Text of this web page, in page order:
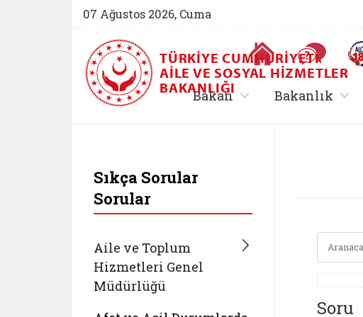
07 Ağustos 2026, Cuma
Ana Sayfa Sıkça
TÜRKIYE CUMHURIYETI
AILE VE SOSYAL HIZMETLER
BAKANLIĞI
Bakan, alt menü içerir
Bakanlık ,
Sıkça Sorular
Sorular
Aile ve Toplum
Hizmetleri Genel
Müdürlüğü